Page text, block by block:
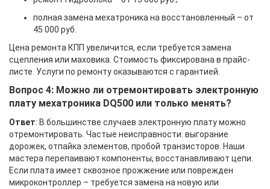
полная замена мехатроника на восстановленный – от
45 000 руб.
Цена ремонта КПП увеличится, если требуется замена
сцепления или маховика. Стоимость фиксирована в прайс-
листе. Услуги по ремонту оказываются с гарантией.
Вопрос 4: Можно ли отремонтировать электронную
плату мехатроника DQ500 или только менять?
Ответ: В большинстве случаев электронную плату можно
отремонтировать. Частые неисправности: выгорание
дорожек, отпайка элементов, пробой транзисторов. Наши
мастера перепаивают компоненты, восстанавливают цепи.
Если плата имеет сквозное прожжение или поврежден
микроконтроллер – требуется замена на новую или